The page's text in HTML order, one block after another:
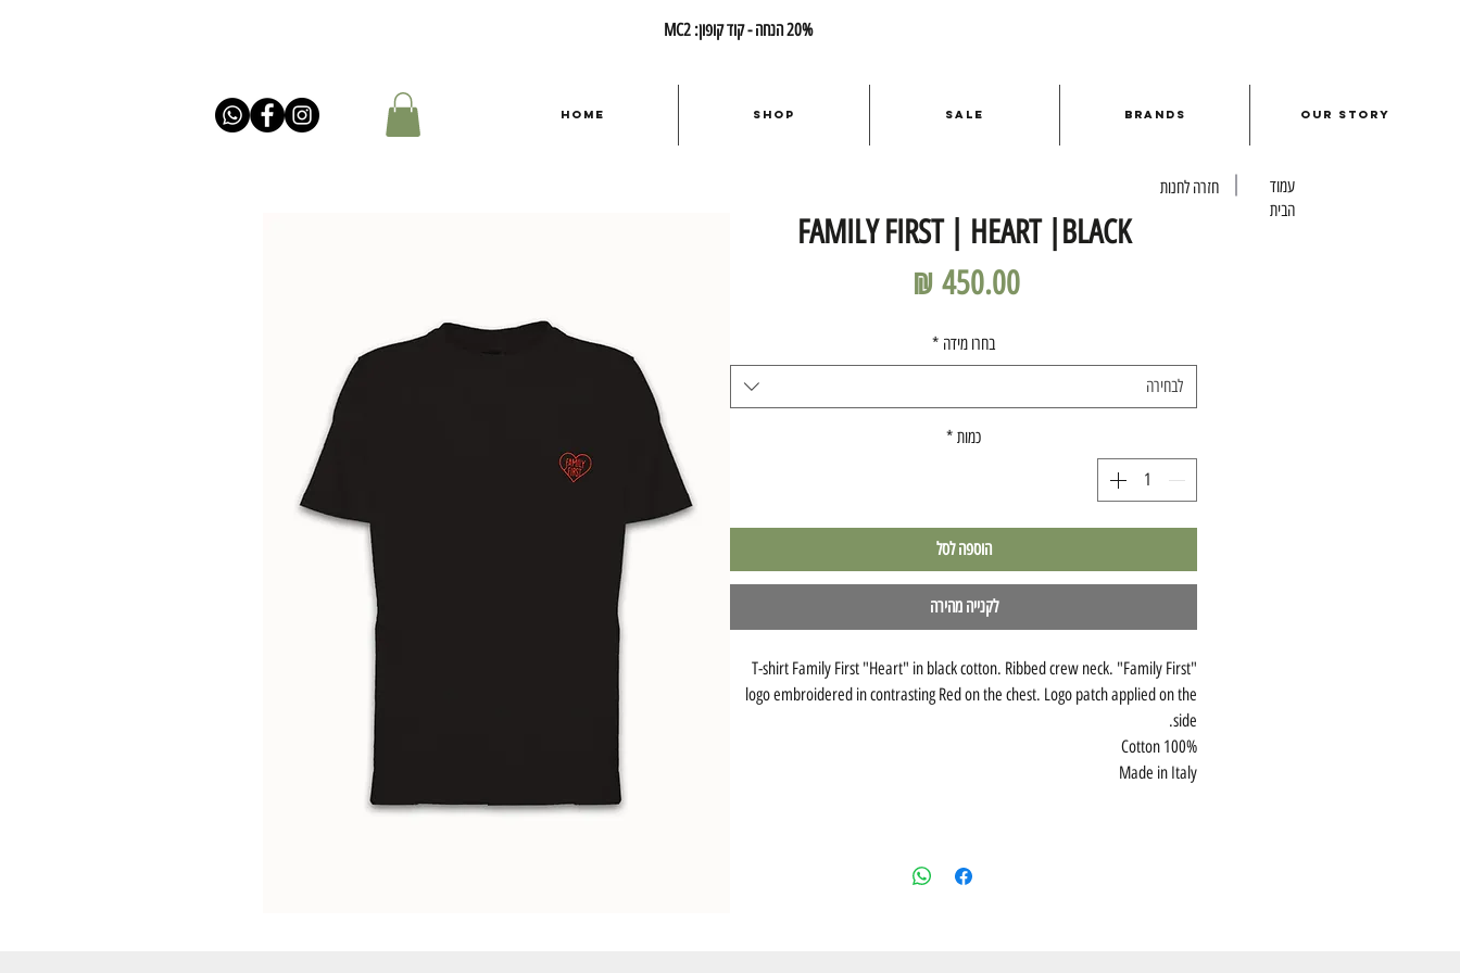
עמוד
הבית
חזרה לחנות
FAMILY FIRST | HEART |BLACK
בחרו מידה *
לבחירה
כמות *
הוספה לסל
לקנייה מהירה
T-shirt Family First "Heart" in black cotton. Ribbed crew neck. "Family First"
logo embroidered in contrasting Red on the chest. Logo patch applied on the
side.
100% Cotton
Made in Italy
20% הנחה - קוד קופון: MC2
Home Shop Sale Brands Our Story